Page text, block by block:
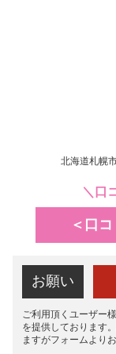
北海道札幌
＼口
＜口
お願い
ご利用頂くユーザー
を提供しております
ますがフォームより